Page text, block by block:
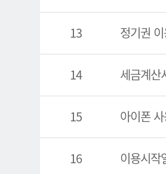
13 정기권
14 세금계산
15 아이폰
16 이용시작